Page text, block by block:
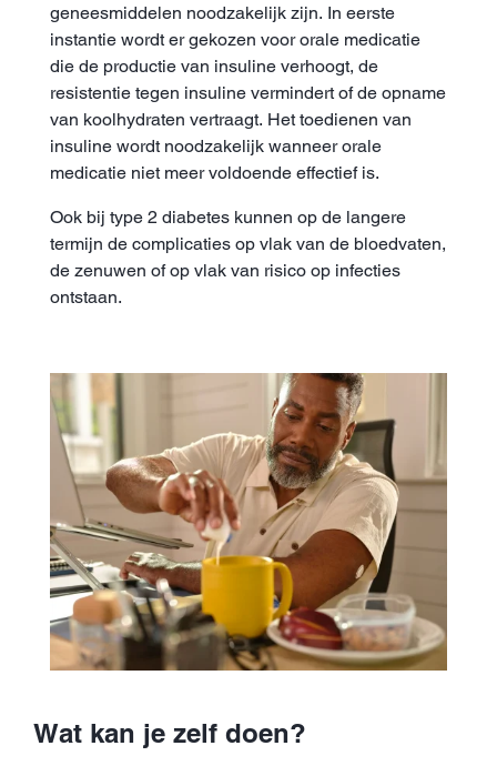
geneesmiddelen noodzakelijk zijn. In eerste
instantie wordt er gekozen voor orale medicatie
die de productie van insuline verhoogt, de
resistentie tegen insuline vermindert of de opname
van koolhydraten vertraagt. Het toedienen van
insuline wordt noodzakelijk wanneer orale
medicatie niet meer voldoende effectief is.
Ook bij type 2 diabetes kunnen op de langere
termijn de complicaties op vlak van de bloedvaten,
de zenuwen of op vlak van risico op infecties
ontstaan.
Wat kan je zelf doen?